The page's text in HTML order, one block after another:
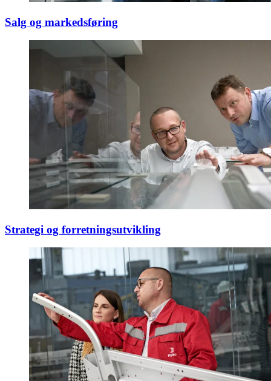
Salg og markedsføring
Strategi og forretningsutvikling